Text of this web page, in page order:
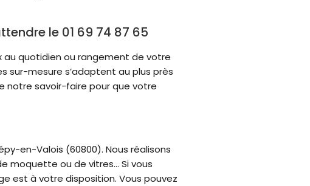
le 01 69 74 87 65
au quotidien ou rangement de votre
sur-mesure s’adaptent au plus près
notre savoir-faire pour que votre
en-Valois (60800). Nous réalisons
moquette ou de vitres… Si vous
est à votre disposition. Vous pouvez